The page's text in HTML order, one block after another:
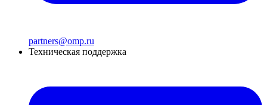
partners@omp.ru
Техническая поддержка